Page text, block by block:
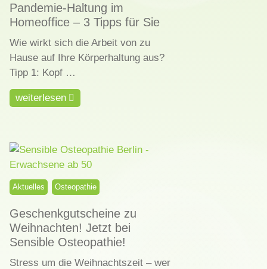
Pandemie-Haltung im
Homeoffice – 3 Tipps für Sie
Wie wirkt sich die Arbeit von zu
Hause auf Ihre Körperhaltung aus?
Tipp 1: Kopf …
weiterlesen
Aktuelles Osteopathie
Geschenkgutscheine zu
Weihnachten! Jetzt bei
Sensible Osteopathie!
Stress um die Weihnachtszeit – wer